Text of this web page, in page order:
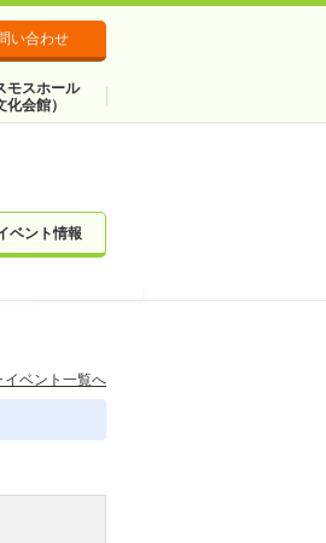
モスホール
化会館）
い合わせ
ベント情報
イベント一覧へ